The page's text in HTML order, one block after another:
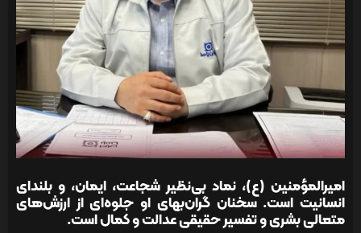
امیرالمؤمنین (ع)، نماد بی‌نظیر شجاعت، ایمان، و بلندای
انسانیت است. سخنان گران‌بهای او جلوه‌ای از ارزش‌های
متعالی بشری و تفسیر حقیقی عدالت و کمال است.